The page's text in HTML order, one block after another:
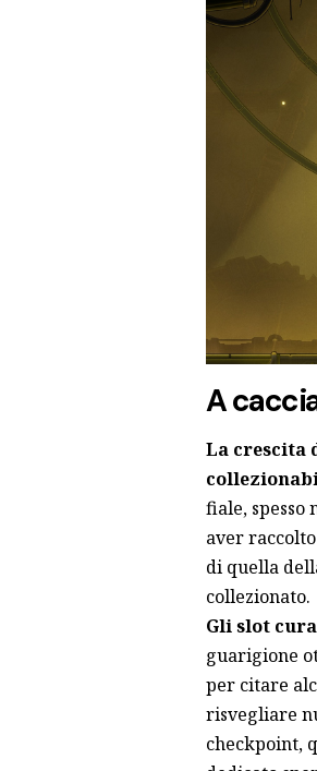
A
La crescita
fiale, spesso
aver
di quella
collezionato.
Gli slot
guarigione
per citare
risvegliare
checkpoint,